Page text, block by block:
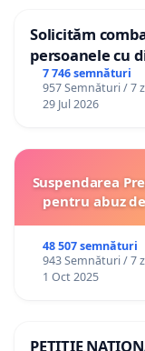
Solicităm
persoanele cu
7 746 semnături
957 Semnături / 7
29 Jul 2026
Suspendarea
pentru abuz
48 507 semnături
943 Semnături / 7
1 Oct 2025
PETIȚIE